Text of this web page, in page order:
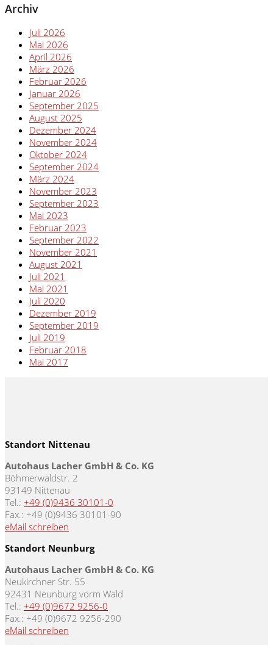
Archiv
Juli 2026
Mai 2026
April 2026
März 2026
Februar 2026
Januar 2026
September 2025
August 2025
Dezember 2024
November 2024
Oktober 2024
September 2024
März 2024
November 2023
September 2023
Mai 2023
Februar 2023
September 2022
November 2021
August 2021
Juli 2021
Mai 2021
Juli 2020
Dezember 2019
September 2019
Juli 2019
Februar 2018
Mai 2017
Standort Nittenau
Autohaus Lacher GmbH & Co. KG
Böhmerwaldstr. 2
93149 Nittenau
Tel.: +49 (0)9436 30101-0
Fax.: +49 (0)9436 30101-90
eMail schreiben
Standort Neunburg
Autohaus Lacher GmbH & Co. KG
Neukirchner Str. 55
92431 Neunburg vorm Wald
Tel.: +49 (0)9672 9256-0
Fax.: +49 (0)9672 9256-290
eMail schreiben